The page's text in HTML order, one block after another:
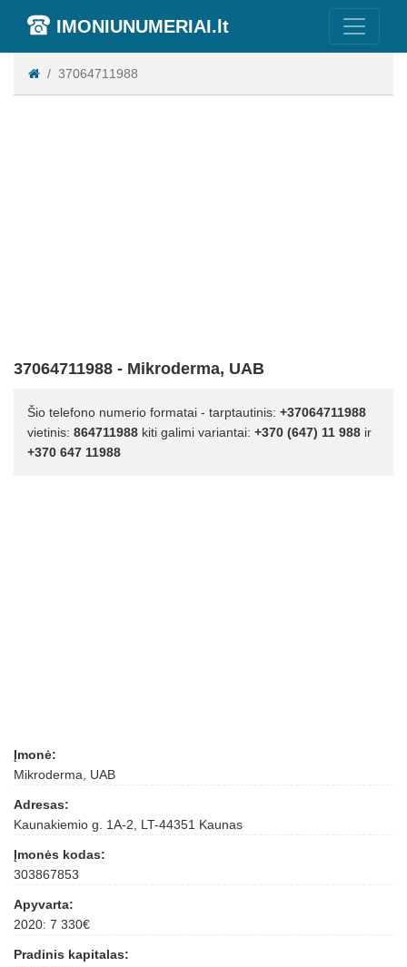
IMONIUNUMERIAI.lt
37064711988
37064711988 - Mikroderma, UAB
Šio telefono numerio formatai - tarptautinis: +37064711988
vietinis: 864711988 kiti galimi variantai: +370 (647) 11 988 ir
+370 647 11988
Įmonė:
Mikroderma, UAB
Adresas:
Kaunakiemio g. 1A-2, LT-44351 Kaunas
Įmonės kodas:
303867853
Apyvarta:
2020: 7 330€
Pradinis kapitalas: